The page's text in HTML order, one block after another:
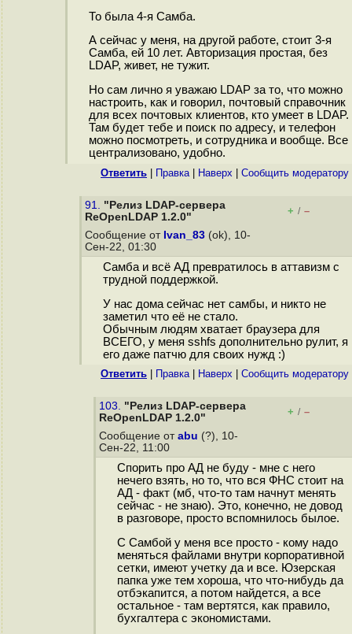
То была 4-я Самба.
А сейчас у меня, на другой работе, стоит 3-я
Самба, ей 10 лет. Авторизация простая, без
LDAP, живет, не тужит.
Но сам лично я уважаю LDAP за то, что можно
настроить, как и говорил, почтовый справочник
для всех почтовых клиентов, кто умеет в LDAP.
Там будет тебе и поиск по адресу, и телефон
можно посмотреть, и сотрудника и вообще. Все
централизовано, удобно.
Ответить Правка| Наверх Cообщить модератору
91. "Релиз LDAP-сервера
ReOpenLDAP 1.2.0"
+ / –
Сообщение от Ivan_83 (ok), 10-
Сен-22, 01:30
Самба и всё АД превратилось в аттавизм с
трудной поддержкой.
У нас дома сейчас нет самбы, и никто не
заметил что её не стало.
Обычным людям хватает браузера для
ВСЕГО, у меня sshfs дополнительно рулит, я
его даже патчю для своих нужд :)
Ответить Правка| Наверх Cообщить модератору
103. "Релиз LDAP-сервера
ReOpenLDAP 1.2.0"
+ / –
Сообщение от abu (?), 10-
Сен-22, 11:00
Спорить про АД не буду - мне с него
нечего взять, но то, что вся ФНС стоит на
АД - факт (мб, что-то там начнут менять
сейчас - не знаю). Это, конечно, не довод
в разговоре, просто вспомнилось былое.
С Самбой у меня все просто - кому надо
меняться файлами внутри корпоративной
сетки, имеют учетку да и все. Юзерская
папка уже тем хороша, что что-нибудь да
отбэкапится, а потом найдется, а все
остальное - там вертятся, как правило,
бухгалтера с экономистами.